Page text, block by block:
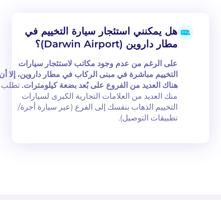
هل يمكنني استئجار سيارة التخييم في
مطار داروين (Darwin Airport)؟
على الرغم من عدم وجود مكاتب لاستئجار سيارات
التخييم مباشرة في مبنى الركاب في مطار داروين، إلا أن
هناك العديد من الفروع على بُعد بضعة كيلومترات.تطلب
منك العديد من العلامات التجارية الكبرى لسيارات
التخييم الذهاب بنفسك إلى الفرع (عبر سيارة أجرة/
تطبيقات التوصيل).